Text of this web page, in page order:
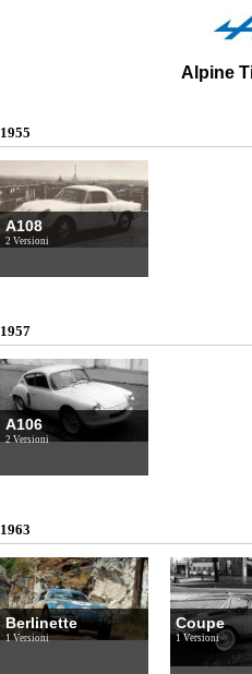
Alpine
1955
A108
2 Versioni
1957
A106
2 Versioni
1963
Berlinette
1 Versioni
Coupe
1 Versioni